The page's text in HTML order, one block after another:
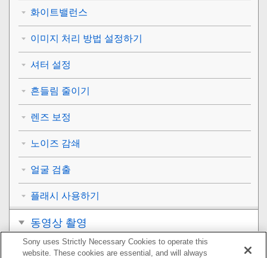
화이트밸런스
이미지 처리 방법 설정하기
셔터 설정
흔들림 줄이기
렌즈 보정
노이즈 감쇄
얼굴 검출
플래시 사용하기
동영상 촬영
보기
Sony uses Strictly Necessary Cookies to operate this
website. These cookies are essential, and will always